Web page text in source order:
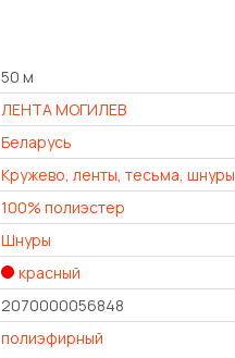
50 м
ЛЕНТА МОГИЛЕВ
Беларусь
Кружево, ленты, тесьма, шнуры
100% полиэстер
Шнуры
красный
2070000056848
полиэфирный